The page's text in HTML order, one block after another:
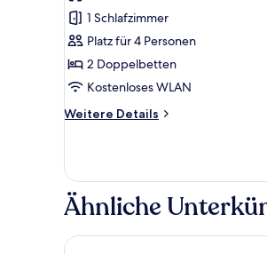
2 Doppelbetten,
Balkon,
Stadtblick
(Top
Floor)
anzeigen
1 Schlafzimmer
Platz für 4 Personen
2 Doppelbetten
Kostenloses WLAN
Weitere Details
Weitere
Zimmer,
2 Doppelbetten,
Balkon,
(Top
Ähnliche
Maldron Hotel Liverpool City